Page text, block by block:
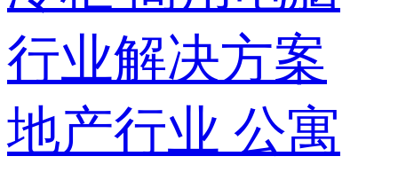
行业解决方案
地产行业 公寓